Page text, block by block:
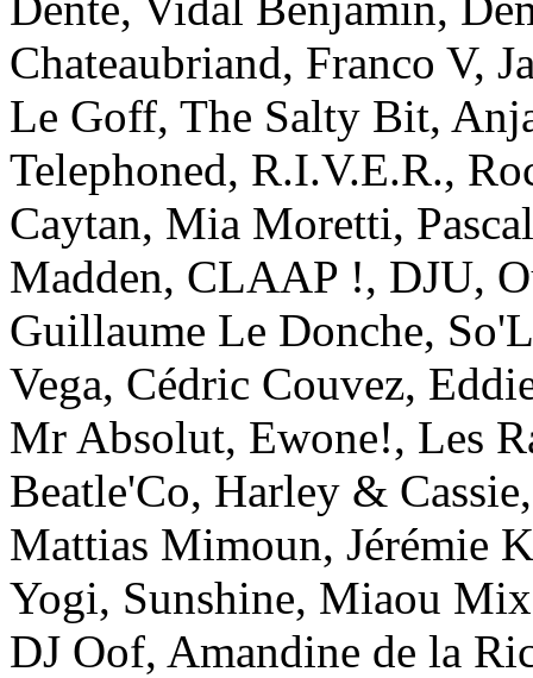
Chateaubriand, Franco V,
Le Goff, The Salty Bit,
Telephoned, R.I.V.E.R.,
Caytan, Mia Moretti,
Madden, CLAAP !, DJU,
Guillaume Le Donche,
Vega, Cédric Couvez,
Mr Absolut, Ewone!, Les
Beatle'Co, Harley &
Mattias Mimoun, Jérémie
Yogi, Sunshine, Miaou
DJ Oof, Amandine de la